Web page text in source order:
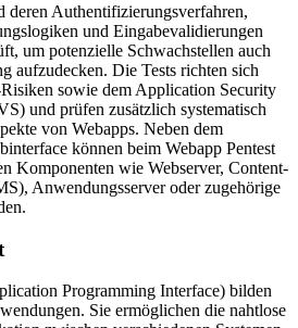
deren Authentifizierungsverfahren,
und Eingabevalidierungen
um potenzielle Schwachstellen auch
aufzudecken. Die Tests richten sich
sowie dem Application Security
und prüfen zusätzlich systematisch
von Webapps. Neben dem
können beim Webapp Pentest
Komponenten wie Webserver, Content-
Anwendungsserver oder zugehörige
Programming Interface) bilden
Sie ermöglichen die nahtlose